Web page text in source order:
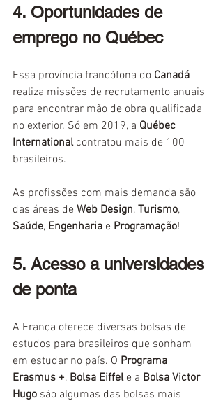
4. Oportunidades de
emprego no Québec
Essa província francófona do Canadá
realiza missões de recrutamento anuais
para encontrar mão de obra qualificada
no exterior. Só em 2019, a Québec
International contratou mais de 100
brasileiros.
As profissões com mais demanda são
das áreas de Web Design, Turismo,
Saúde, Engenharia e Programação!
5. Acesso a universidades
de ponta
A França oferece diversas bolsas de
estudos para brasileiros que sonham
em estudar no país. O Programa
Erasmus +, Bolsa Eiffel e a Bolsa Victor
Hugo são algumas das bolsas mais